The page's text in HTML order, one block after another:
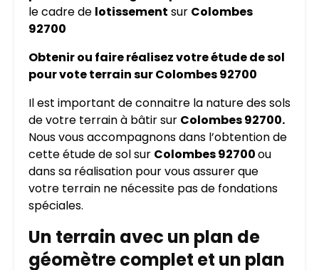
le cadre de lotissement sur Colombes
92700
Obtenir ou faire réalisez votre étude de sol
pour vote terrain sur Colombes 92700
Il est important de connaitre la nature des sols
de votre terrain à bâtir sur Colombes 92700.
Nous vous accompagnons dans l’obtention de
cette étude de sol sur Colombes 92700ou
dans sa réalisation pour vous assurer que
votre terrain ne nécessite pas de fondations
spéciales.
Un terrain avec un plan de
géomètre complet et un plan